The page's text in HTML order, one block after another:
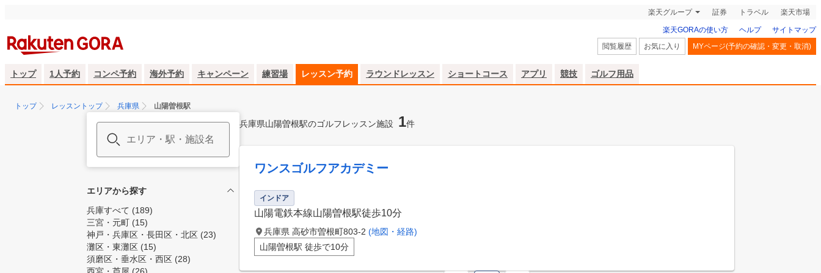
楽天グループ 証券 トラベル 楽天市場
楽天GORAの使い方 ヘルプ
サイトマップ
閲覧履歴
お気に入り MYページ(予約の確認・変更・取消)
トップ 1人予約 コンペ予約 海外予約 キャンペーン 練習場 レッスン予約 ラウンドレッスン ショートコース アプリ 競技 ゴルフ用品
トップ レッスントップ 兵庫県 山陽曽根駅
エリアから探す
兵庫すべて (189)
三宮・元町 (15)
神戸・兵庫区・長田区・北区 (23)
灘区・東灘区 (15)
須磨区・垂水区・西区 (28)
兵庫県山陽曽根駅のゴルフレッスン施設 1件
ワンスゴルフアカデミー
インドア
山陽電鉄本線山陽曽根駅徒歩10分
兵庫県 高砂市曽根町803-2 (地図・経路)
山陽曽根駅 徒歩で10分